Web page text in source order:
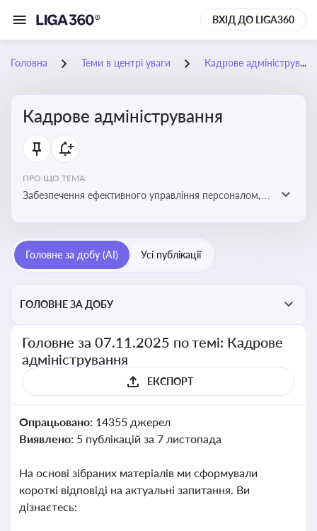
ВХІД ДО LIGA360
Головна Теми в центрі уваги Кадрове адміністрування
Кадрове адміністрування
ПРО ЩО ТЕМА:
Забезпечення ефективного управління персоналом,
Головне за добу (AI) Усі публікації
ГОЛОВНЕ ЗА ДОБУ
Головне за 07.11.2025 по темі: Кадрове
адміністрування
ЕКСПОРТ
Опрацьовано: 14355 джерел
Виявлено: 5 публікацій за 7 листопада
На основі зібраних матеріалів ми сформували
короткі відповіді на актуальні запитання. Ви
дізнаєтесь: